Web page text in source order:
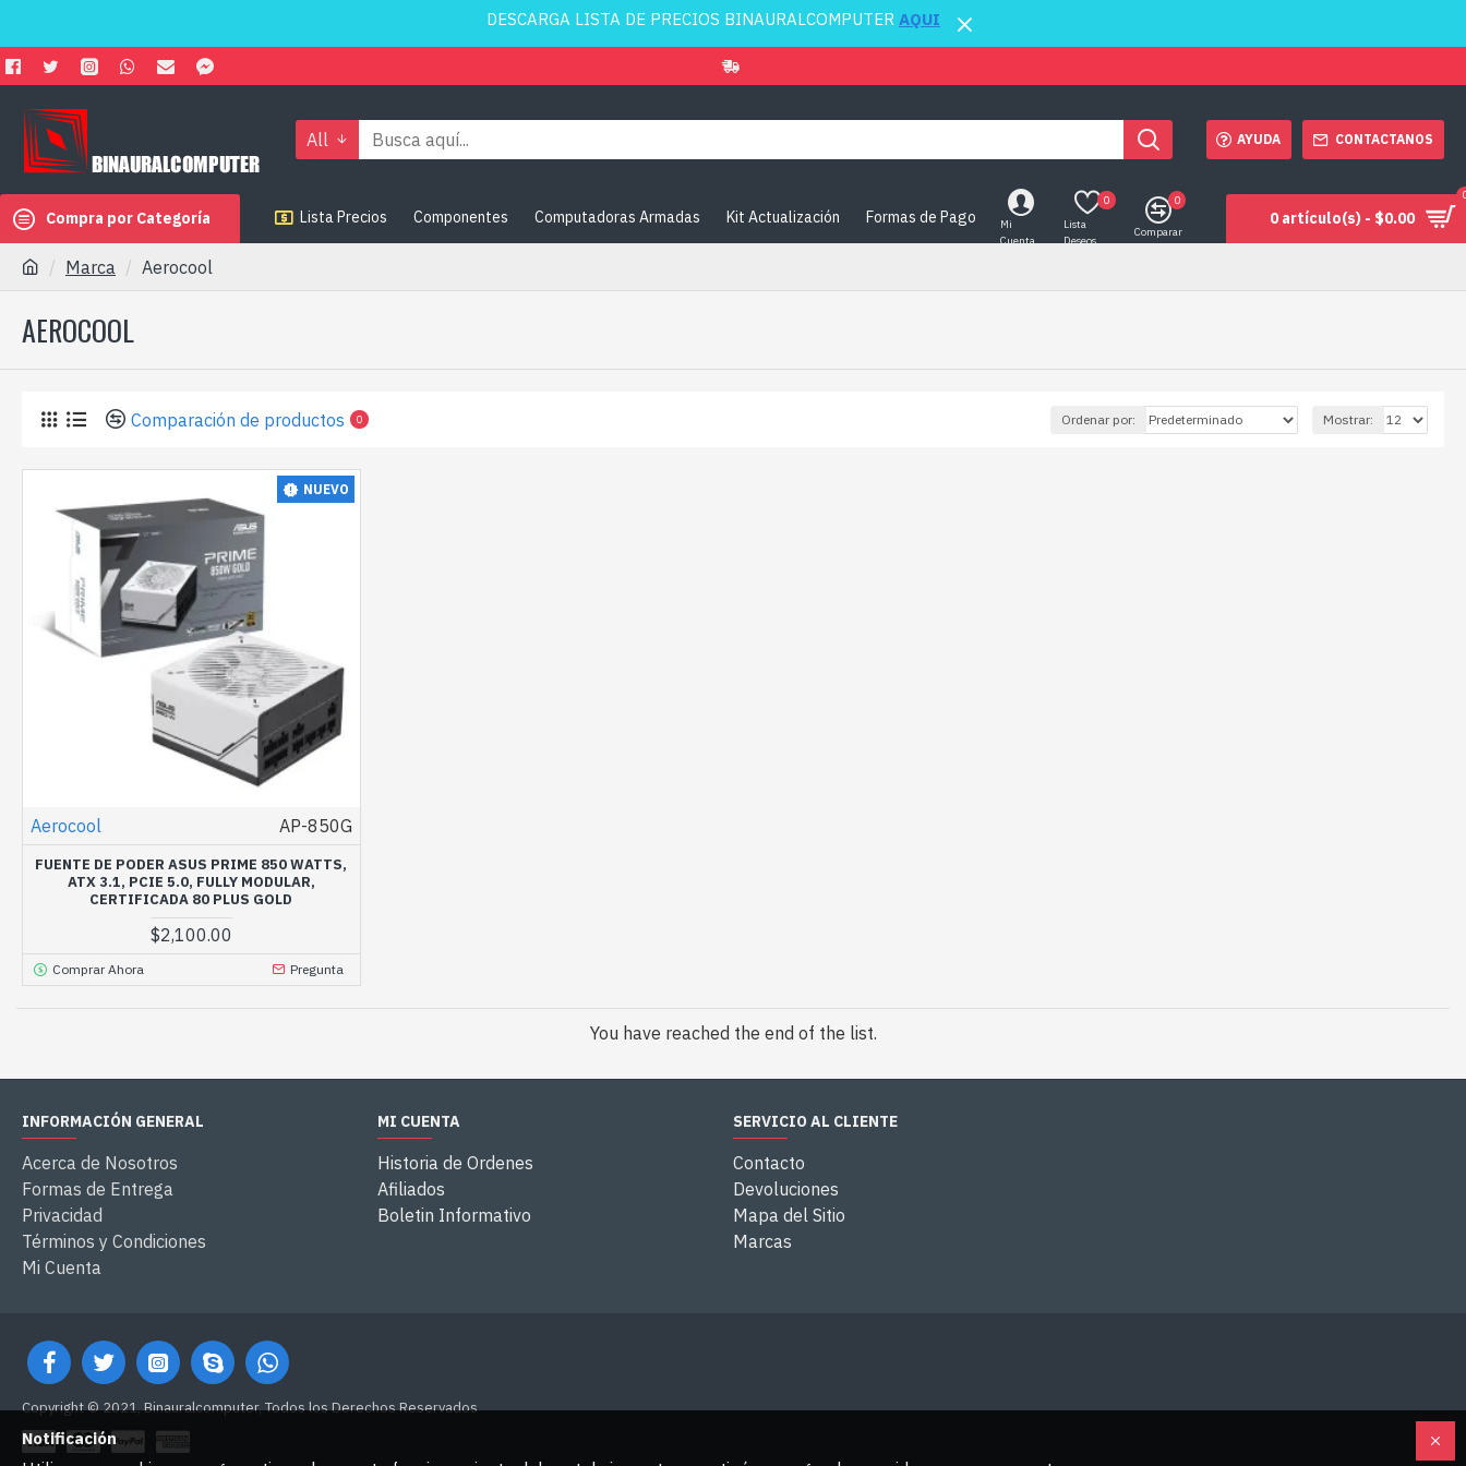
DESCARGA LISTA DE PRECIOS BINAURALCOMPUTER AQUI
All AYUDA CONTACTANOS
Compra por Categoría Lista Precios Componentes Computadoras Armadas Kit Actualización Formas de Pago
Mi
Cuenta
Lista
Deseos
0
Comparar
0
0 artículo(s) - $0.00
Marca Aerocool
AEROCOOL
Comparación de productos 0 Ordenar por: Mostrar:
NUEVO
Aerocool AP-850G
FUENTE DE PODER ASUS PRIME 850 WATTS,
ATX 3.1, PCIE 5.0, FULLY MODULAR,
CERTIFICADA 80 PLUS GOLD
$2,100.00
Comprar Ahora Pregunta
You have reached the end of the list.
INFORMACIÓN GENERAL
Acerca de Nosotros
Formas de Entrega
Privacidad
Términos y Condiciones
Mi Cuenta
MI CUENTA
Historia de Ordenes
Afiliados
Boletin Informativo
SERVICIO AL CLIENTE
Contacto
Devoluciones
Mapa del Sitio
Marcas
Copyright © 2021, Binauralcomputer, Todos los Derechos Reservados
Notificación